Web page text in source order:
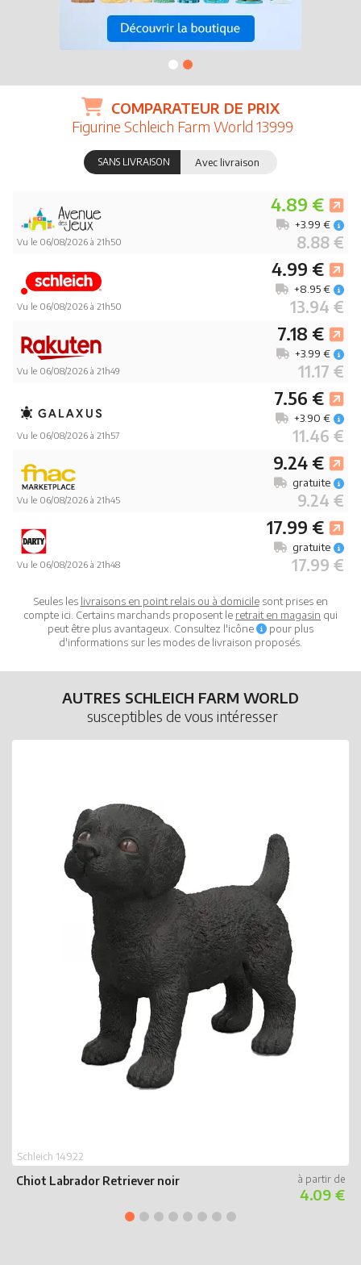
COMPARATEUR DE PRIX
Figurine Schleich Farm World 13999
SANS LIVRAISON Avec livraison
Vu le 06/08/2026 à 21h50
4.89 €
8.88 €
+3.99 €
Vu le 06/08/2026 à 21h50
4.99 €
13.94 €
+8.95 €
Vu le 06/08/2026 à 21h49
7.18 €
11.17 €
+3.99 €
Vu le 06/08/2026 à 21h57
7.56 €
11.46 €
+3.90 €
Vu le 06/08/2026 à 21h45
9.24 €
9.24 €
gratuite
Vu le 06/08/2026 à 21h48
17.99 €
17.99 €
gratuite
Seules les livraisons en point relais ou à domicilesont prises en
compte ici. Certains marchands proposent le retrait en magasin qui
peut être plus avantageux. Consultez l'icône
pour plus
d'informations sur les modes de livraison proposés.
AUTRES SCHLEICH FARM WORLD
susceptibles de vous intéresser
Chiot Labrador Retriever noir
Schleich 14922
4.09 €